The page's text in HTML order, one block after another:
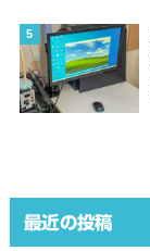
最近の投稿